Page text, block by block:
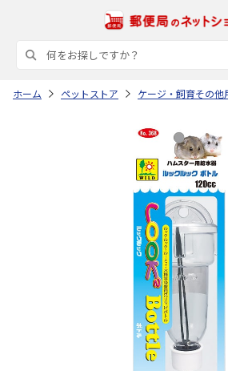
ホーム ペットストア ケージ・飼育その他